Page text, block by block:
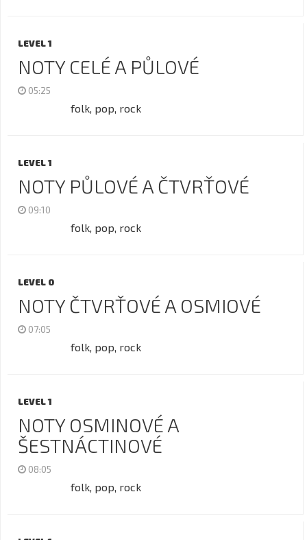
LEVEL 1
NOTY CELÉ A PŮLOVÉ
05:25
folk, pop, rock
LEVEL 1
NOTY PŮLOVÉ A ČTVRŤOVÉ
09:10
folk, pop, rock
LEVEL 0
NOTY ČTVRŤOVÉ A OSMIOVÉ
07:05
folk, pop, rock
LEVEL 1
NOTY OSMINOVÉ A
ŠESTNÁCTINOVÉ
08:05
folk, pop, rock